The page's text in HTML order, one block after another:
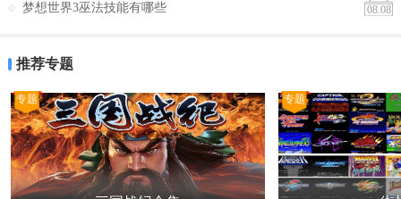
08.08
梦想世界3巫法技能有哪些
推荐专题
专题 专题